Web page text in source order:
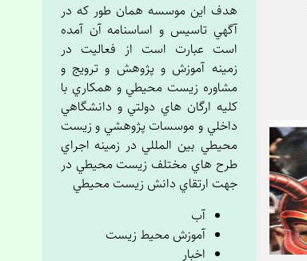
هدف اين موسسه همان طور که در
آگهي تاسيس و اساسنامه آن آمده
است عبارت است از فعاليت در
زمينه آموزش و پژوهش و ترويج و
مشاوره زيست محيطي و همکاري با
کليه ارگان هاي دولتي و دانشگاهي
داخلي و موسسات پژوهشي و زيست
محيطي بين المللي در زمينه اجراي
طرح هاي مختلف زيست محيطي در
جهت ارتقاي دانش زيست محيطي
آب
آموزش محیط زیست
اخبار